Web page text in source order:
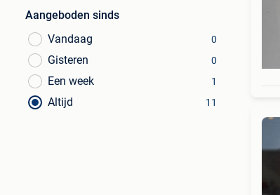
Aangeboden sinds
Vandaag
0
Gisteren 0
Een week 1
Altijd 11